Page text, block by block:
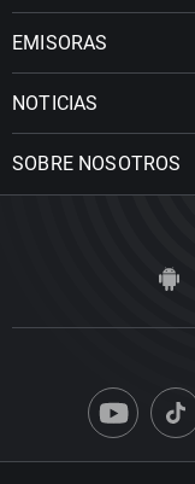
EMISORAS
NOTICIAS
SOBRE NOSOTROS